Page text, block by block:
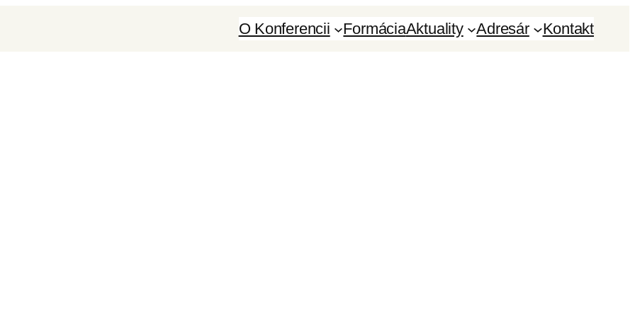
O Konferencii FormáciaAktuality Adresár Kontakt